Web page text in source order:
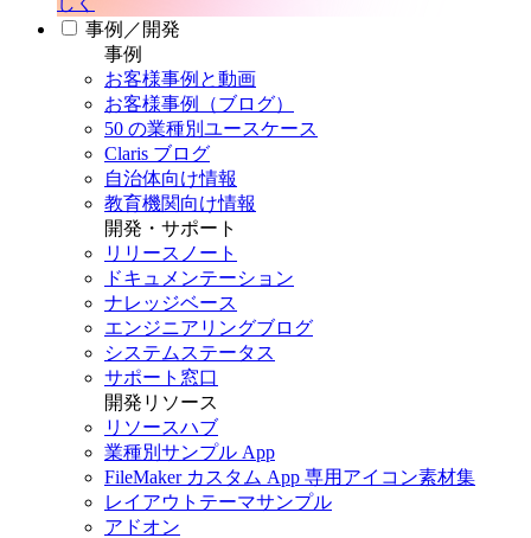
事例／開発
事例
お客様事例と動画
お客様事例（ブログ）
50 の業種別ユースケース
Claris ブログ
自治体向け情報
教育機関向け情報
開発・サポート
リリースノート
ドキュメンテーション
ナレッジベース
エンジニアリングブログ
システムステータス
サポート窓口
開発リソース
リソースハブ
業種別サンプル App
FileMaker カスタム App 専用アイコン素材集
レイアウトテーマサンプル
アドオン